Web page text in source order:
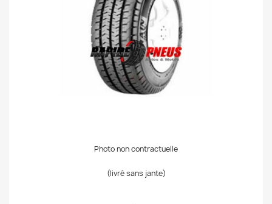
Photo non contractuelle
(livré sans jante)